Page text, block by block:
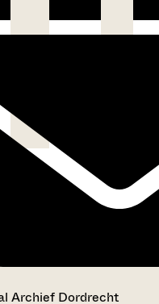
Archief Dordrecht